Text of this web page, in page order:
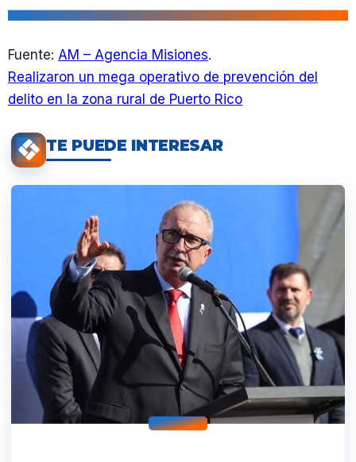
Fuente: AM – Agencia Misiones.
Realizaron un mega operativo de prevención del
delito en la zona rural de Puerto Rico
TE PUEDE INTERESAR